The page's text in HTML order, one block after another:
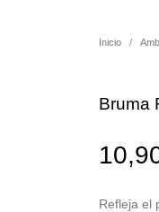
Inicio /
Bruma
Refleja el